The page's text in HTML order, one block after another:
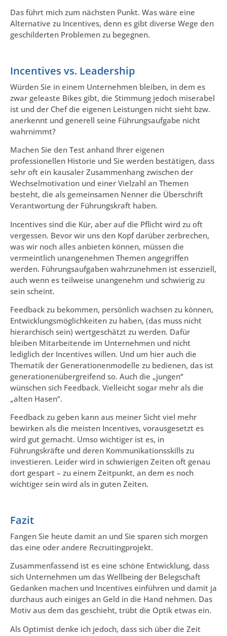
Das führt mich zum nächsten Punkt. Was wäre eine
Alternative zu Incentives, denn es gibt diverse Wege den
geschilderten Problemen zu begegnen.
Incentives vs. Leadership
Würden Sie in einem Unternehmen bleiben, in dem es
zwar geleaste Bikes gibt, die Stimmung jedoch miserabel
ist und der Chef die eigenen Leistungen nicht sieht bzw.
anerkennt und generell seine Führungsaufgabe nicht
wahrnimmt?
Machen Sie den Test anhand Ihrer eigenen
professionellen Historie und Sie werden bestätigen, dass
sehr oft ein kausaler Zusammenhang zwischen der
Wechselmotivation und einer Vielzahl an Themen
besteht, die als gemeinsamen Nenner die Überschrift
Verantwortung der Führungskraft haben.
Incentives sind die Kür, aber auf die Pflicht wird zu oft
vergessen. Bevor wir uns den Kopf darüber zerbrechen,
was wir noch alles anbieten können, müssen die
vermeintlich unangenehmen Themen angegriffen
werden. Führungsaufgaben wahrzunehmen ist essenziell,
auch wenn es teilweise unangenehm und schwierig zu
sein scheint.
Feedback zu bekommen, persönlich wachsen zu können,
Entwicklungsmöglichkeiten zu haben, (das muss nicht
hierarchisch sein) wertgeschätzt zu werden. Dafür
bleiben Mitarbeitende im Unternehmen und nicht
lediglich der Incentives willen. Und um hier auch die
Thematik der Generationenmodelle zu bedienen, das ist
generationenübergreifend so. Auch die „jungen“
wünschen sich Feedback. Vielleicht sogar mehr als die
„alten Hasen“.
Feedback zu geben kann aus meiner Sicht viel mehr
bewirken als die meisten Incentives, vorausgesetzt es
wird gut gemacht. Umso wichtiger ist es, in
Führungskräfte und deren Kommunikationsskills zu
investieren. Leider wird in schwierigen Zeiten oft genau
dort gespart – zu einem Zeitpunkt, an dem es noch
wichtiger sein wird als in guten Zeiten.
Fazit
Fangen Sie heute damit an und Sie sparen sich morgen
das eine oder andere Recruitingprojekt.
Zusammenfassend ist es eine schöne Entwicklung, dass
sich Unternehmen um das Wellbeing der Belegschaft
Gedanken machen und Incentives einführen und damit ja
durchaus auch einiges an Geld in die Hand nehmen. Das
Motiv aus dem das geschieht, trübt die Optik etwas ein.
Als Optimist denke ich jedoch, dass sich über die Zeit